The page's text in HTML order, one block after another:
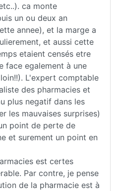
ca monte
un ou deux an
annee), et la marge a
et aussi cette
etaient censés etre
face egalement à une
L'expert comptable
des pharmacies et
plus negatif dans les
les mauvaises surprises)
point de perte de
et surement un point en
est certes
Par contre, je pense
de la pharmacie est à